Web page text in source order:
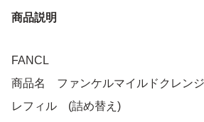
商品説明
FANCL
商品名 ファンケルマイルドクレン
レフィル (詰め替え)